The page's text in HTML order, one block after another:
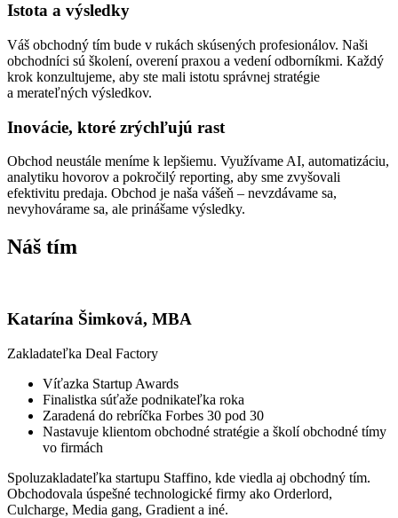
Istota a výsledky
Váš obchodný tím bude v rukách skúsených profesionálov. Naši
obchodníci sú školení, overení praxou a vedení odborníkmi. Každý
krok konzultujeme, aby ste mali istotu správnej stratégie
a merateľných výsledkov.
Inovácie, ktoré zrýchľujú rast
Obchod neustále meníme k lepšiemu. Využívame AI, automatizáciu,
analytiku hovorov a pokročilý reporting, aby sme zvyšovali
efektivitu predaja. Obchod je naša vášeň – nevzdávame sa,
nevyhovárame sa, ale prinášame výsledky.
Náš tím
Katarína Šimková, MBA
Zakladateľka Deal Factory
Víťazka Startup Awards
Finalistka súťaže podnikateľka roka
Zaradená do rebríčka Forbes 30 pod 30
Nastavuje klientom obchodné stratégie a školí obchodné tímy
vo firmách
Spoluzakladateľka startupu Staffino, kde viedla aj obchodný tím.
Obchodovala úspešné technologické firmy ako Orderlord,
Culcharge, Media gang, Gradient a iné.